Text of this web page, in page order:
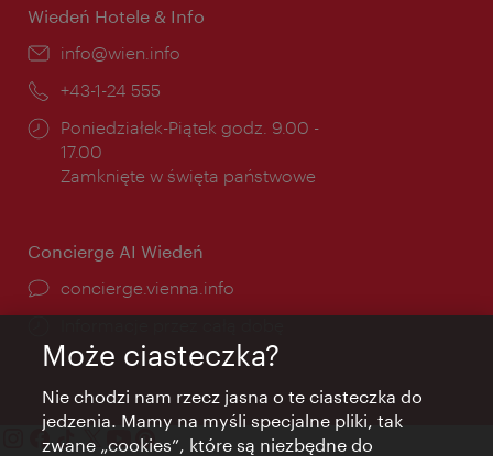
Wiedeń Hotele & Info
E-
info@wien.info
Telefon:
+43-1-24 555
Godziny
otwarcia:
Poniedziałek-Piątek godz. 9.00 -
17.00
Zamknięte w święta państwowe
Concierge AI Wiedeń
concierge.vienna.info
Może ciasteczka?
Nie chodzi nam rzecz jasna o te ciasteczka do
jedzenia. Mamy na myśli specjalne pliki, tak
zwane „cookies”, które są niezbędne do